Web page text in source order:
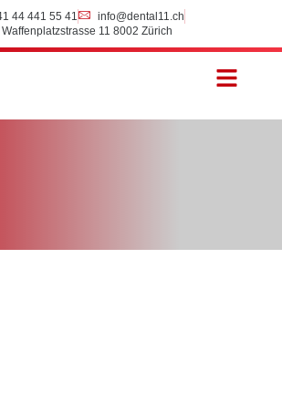
44 441 55 41
info@dental11.ch
Waffenplatzstrasse 11 8002 Zürich